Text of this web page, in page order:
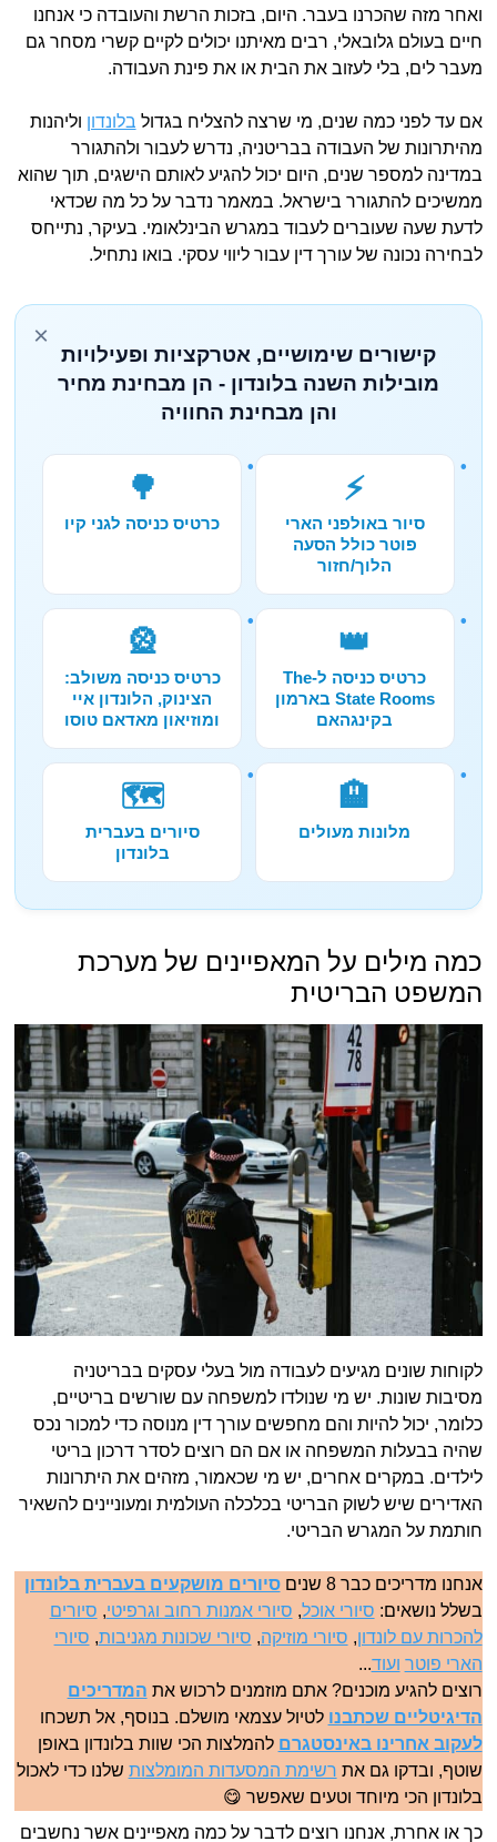
ואחר מזה שהכרנו בעבר. היום, בזכות הרשת והעובדה כי אנחנו
חיים בעולם גלובאלי, רבים מאיתנו יכולים לקיים קשרי מסחר גם
מעבר לים, בלי לעזוב את הבית או את פינת העבודה.
אם עד לפני כמה שנים, מי שרצה להצליח בגדול בלונדון וליהנות
מהיתרונות של העבודה בבריטניה, נדרש לעבור ולהתגורר
במדינה למספר שנים, היום יכול להגיע לאותם הישגים, תוך שהוא
ממשיכים להתגורר בישראל. במאמר נדבר על כל מה שכדאי
לדעת שעה שעוברים לעבוד במגרש הבינלאומי. בעיקר, נתייחס
לבחירה נכונה של עורך דין עבור ליווי עסקי. בואו נתחיל.
×
קישורים שימושיים, אטרקציות ופעילויות
מובילות השנה בלונדון - הן מבחינת מחיר
והן מבחינת החוויה
⚡
סיור באולפני הארי
פוטר כולל הסעה
הלוך/חזור
🌳
כרטיס כניסה לגני קיו
👑
כרטיס כניסה ל-The
State Rooms בארמון
בקינגהאם
🎡
כרטיס כניסה משולב:
הצינוק, הלונדון איי
ומוזיאון מאדאם טוסו
🏨
מלונות מעולים
🗺️
סיורים בעברית
בלונדון
כמה מילים על המאפיינים של מערכת
המשפט הבריטית
לקוחות שונים מגיעים לעבודה מול בעלי עסקים בבריטניה
מסיבות שונות. יש מי שנולדו למשפחה עם שורשים בריטיים,
כלומר, יכול להיות והם מחפשים עורך דין מנוסה כדי למכור נכס
שהיה בבעלות המשפחה או אם הם רוצים לסדר דרכון בריטי
לילדים. במקרים אחרים, יש מי שכאמור, מזהים את היתרונות
האדירים שיש לשוק הבריטי בכלכלה העולמית ומעוניינים להשאיר
חותמת על המגרש הבריטי.
אנחנו מדריכים כבר 8 שנים
סיורים מושקעים בעברית בלונדון
בשלל נושאים: סיורי אוכל, סיורי אמנות רחוב וגרפיטי, סיורים
להכרות עם לונדון, סיורי מוזיקה, סיורי שכונות מגניבות, סיורי
הארי פוטר ועוד...
רוצים להגיע מוכנים? אתם מוזמנים לרכוש את המדריכים
הדיגיטליים שכתבנו לטיול עצמאי מושלם. בנוסף, אל תשכחו
לעקוב אחרינו באינסטגרם להמלצות הכי שוות בלונדון באופן
שוטף, ובדקו גם את רשימת המסעדות המומלצות שלנו כדי לאכול
בלונדון הכי מיוחד וטעים שאפשר 😋
כך או אחרת, אנחנו רוצים לדבר על כמה מאפיינים אשר נחשבים